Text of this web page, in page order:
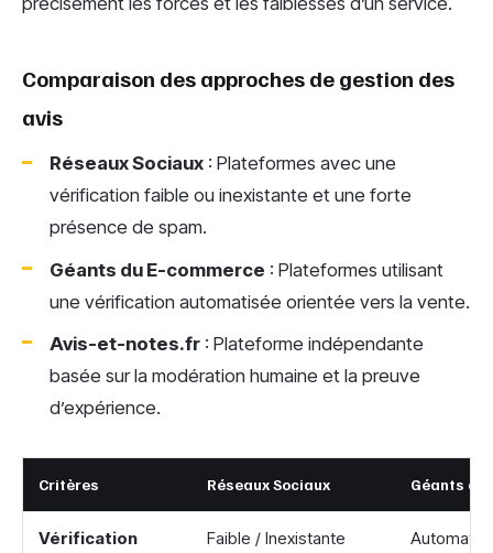
Comparaison des approches de gestion des
avis
Réseaux Sociaux : Plateformes avec une
vérification faible ou inexistante et une forte
présence de spam.
Géants du E-commerce : Plateformes utilisant
une vérification automatisée orientée vers la vente.
Avis-et-notes.fr : Plateforme indépendante
basée sur la modération humaine et la preuve
d’expérience.
Critères Réseaux Sociaux Géants du
Vérification Faible / Inexistante